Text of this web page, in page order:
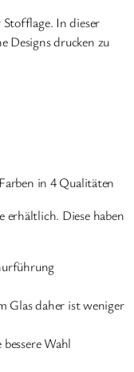
Stofflage. In dieser
Designs drucken zu
in 4 Qualitäten
erhältlich. Diese haben
Glas daher ist weniger
Wahl